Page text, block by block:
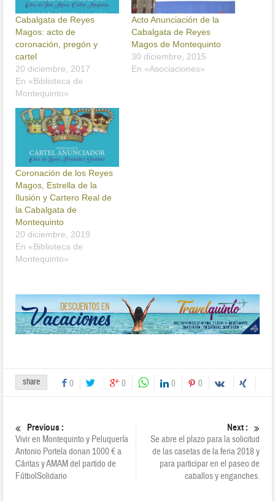
Cabalgata de Reyes
Magos: acto de
coronación, pregón y
cartel
20 diciembre, 2017
En «Biblioteca de
Montequinto»
Acto Anunciación de la
Cabalgata de Reyes
Magos de Montequinto
30 diciembre, 2015
En «Asociaciones»
Coronación de los Reyes
Magos, Estrella de la
Ilusión y Cartero Real de
la Cabalgata de
Montequinto
20 diciembre, 2019
En «Biblioteca de
Montequinto»
share 0 0 0 0
Previous :
Vivir en Montequinto y Peluquería
Antonio Portela donan 1000 € a
Cáritas y AMAM del partido de
FútbolSolidario
Next :
Se abre el plazo para la solicitud
de las casetas de la feria 2018 y
para participar en el paseo de
caballos y enganches.